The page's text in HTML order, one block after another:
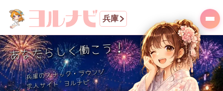
兵庫
あなたらしく働こう！
兵庫のスナック・ラウンジ
求人サイト ヨルナビ